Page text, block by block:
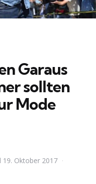
Garaus
sollten
Mode
19. Oktober 2017